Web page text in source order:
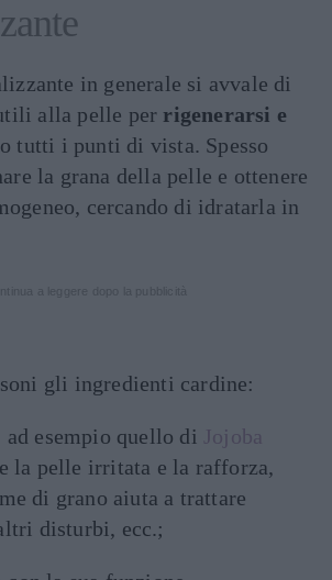
in generale si avvale di
alla pelle per rigenerarsi e
tutti i punti di vista. Spesso
la grana della pelle e ottenere
cercando di idratarla in
gli ingredienti cardine:
ad esempio quello di Jojoba
la pelle irritata e la rafforza,
di grano aiuta a trattare
disturbi, ecc.;